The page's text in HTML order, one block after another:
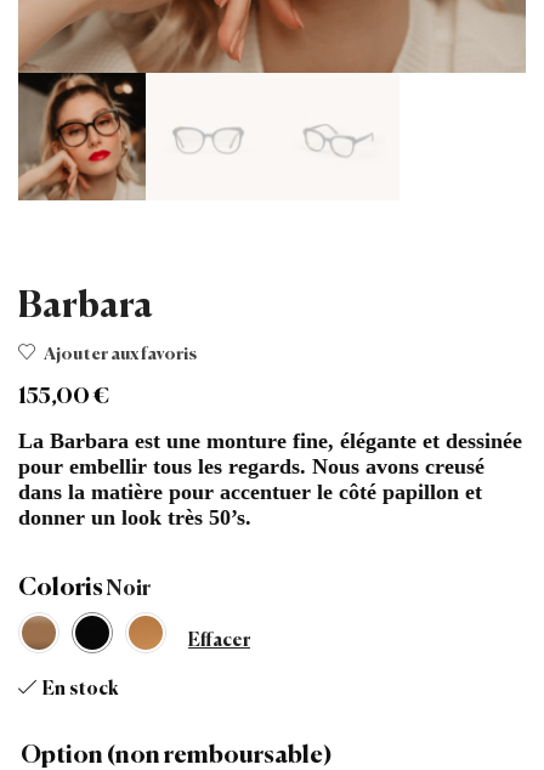
Barbara
Ajouter aux favoris
155,00€
La Barbara est une monture fine, élégante et dessinée
pour embellir tous les regards. Nous avons creusé
dans la matière pour accentuer le côté papillon et
donner un look très 50’s.
Coloris
Effacer
En stock
Option (non remboursable)